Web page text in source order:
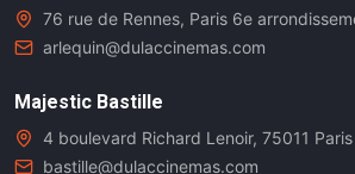
76 rue de Rennes, Paris 6e
arlequin@dulaccinemas.com
Majestic Bastille
4 boulevard Richard Lenoir, 75011 Paris
bastille@dulaccinemas.com